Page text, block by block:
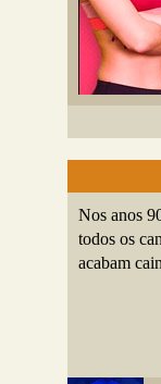
Nos anos
todos os
acabam